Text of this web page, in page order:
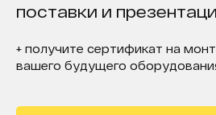
поставки и
+ получите сертификат на
вашего будущего